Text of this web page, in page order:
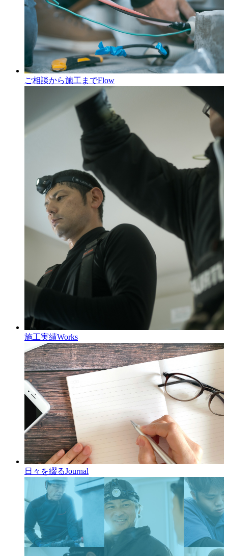
ご相談から施工までFlow
施工実績Works
日々を綴るJournal